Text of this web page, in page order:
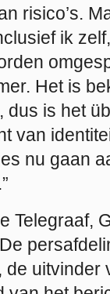
risico’s.
ik
Het is
dus is het
van
nu gaan
Telegraaf,
de